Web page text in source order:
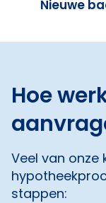
Nieuwe
Hoe
Veel van onze
stappen: